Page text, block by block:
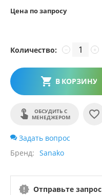
Цена по запросу
Количество: +
−
В КОРЗИНУ
ОБСУДИТЬ С
МЕНЕДЖЕРОМ
Задать вопрос
Бренд
Sanako
Отправьте запрос